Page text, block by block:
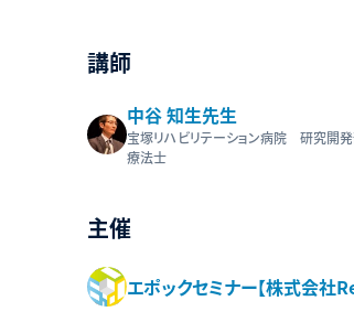
講師
中谷 知生先生
宝塚リハビリテーション病院 研究開
療法士
主催
エポックセミナー【株式会社